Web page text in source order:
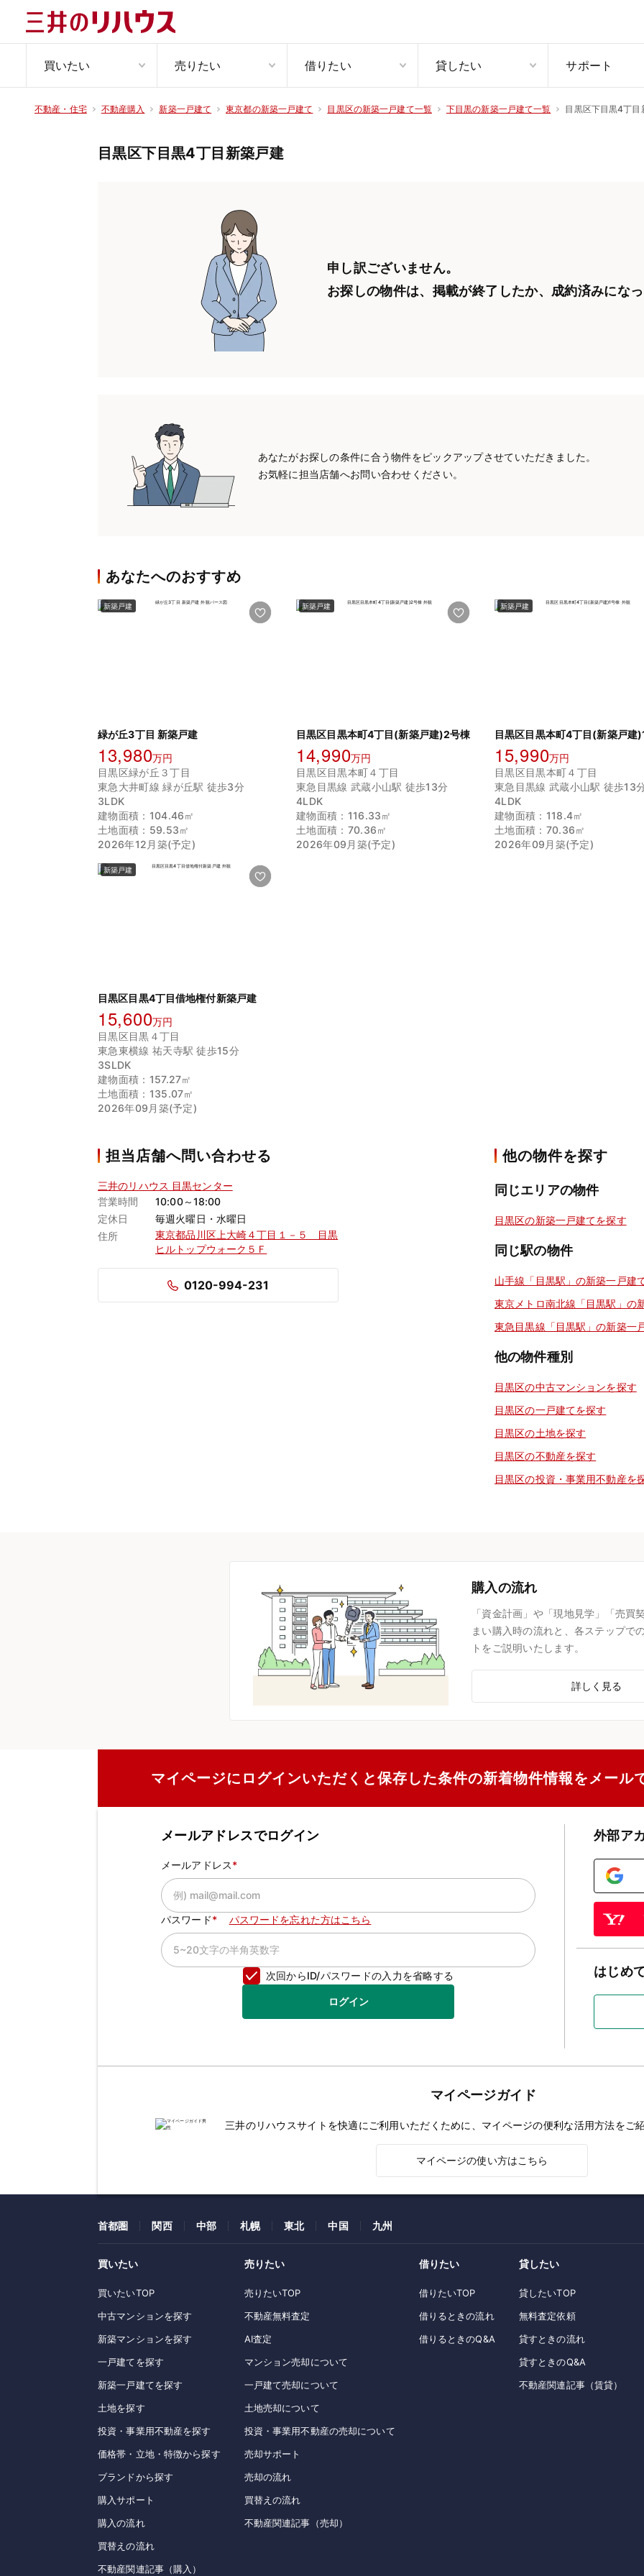
買いたい 売りたい 借りたい 貸したい サポート
不動産・住宅 不動産購入 新築一戸建て 東京都の新築一戸建て 目黒区の新築一戸建て一覧 下目黒の新築一戸建て一覧 目黒区下目黒4丁目
目黒区下目黒4丁目新築戸建
申し訳ございません。
お探しの物件は、掲載が終了したか、 成約済みにな
あなたがお探しの条件に合う物件をピックアップさせていただきました。
お気軽に担当店舗へお問い合わせください。
あなたへのおすすめ
新築戸建
緑が丘3丁目 新築戸建
13,980万円
目黒区緑が丘３丁目
東急大井町線 緑が丘駅 徒歩3分
3LDK
建物面積：104.46㎡
土地面積：59.53㎡
2026年12月築(予定)
新築戸建
目黒区目黒本町4丁目(新築戸建)2号棟
14,990万円
目黒区目黒本町４丁目
東急目黒線 武蔵小山駅 徒歩13分
4LDK
建物面積：116.33㎡
土地面積：70.36㎡
2026年09月築(予定)
新築戸建
目黒区目黒本町4丁目(新築戸建
15,990万円
目黒区目黒本町４丁目
東急目黒線 武蔵小山駅 徒歩13
4LDK
建物面積：118.4㎡
土地面積：70.36㎡
2026年09月築(予定)
新築戸建
目黒区目黒4丁目借地権付新築戸建
15,600万円
目黒区目黒４丁目
東急東横線 祐天寺駅 徒歩15分
3SLDK
建物面積：157.27㎡
土地面積：135.07㎡
2026年09月築(予定)
担当店舗へ問い合わせる
三井のリハウス 目黒センター
営業時間
10:00～18:00
定休日
毎週火曜日・水曜日
住所
東京都品川区上大崎４丁目１－５ 目黒
ヒルトップウォーク５Ｆ
0120-994-231
他の物件を探す
同じエリアの物件
目黒区の新築一戸建てを探す
同じ駅の物件
山手線「目黒駅」の新築一戸建
東京メトロ南北線「目黒駅」の
東急目黒線「目黒駅」の新築一
他の物件種別
目黒区の中古マンションを探す
目黒区の一戸建てを探す
目黒区の土地を探す
目黒区の不動産を探す
目黒区の投資・事業用不動産を
購入の流れ
「資金計画」や「現地見学」「売買
まい購入時の流れと、各ステップで
トをご説明いたします。
詳しく見る
マイページにログインいただくと保存した条件の新着物件情報をメール
メールアドレスでログイン
メールアドレス
パスワード パスワードを忘れた方はこちら
次回からID/パスワードの入力を省略する
ログイン
外部ア
はじめ
マイページガイド
三井のリハウスサイトを快適にご利用いただくために、マイページの便利な活用方法をご
マイページの使い方はこちら
首都圏 関西 中部 札幌 東北 中国 九州
買いたい
買いたいTOP
中古マンションを探す
新築マンションを探す
一戸建てを探す
新築一戸建てを探す
土地を探す
投資・事業用不動産を探す
価格帯・立地・特徴から探す
ブランドから探す
購入サポート
購入の流れ
買替えの流れ
不動産関連記事（購入）
売りたい
売りたいTOP
不動産無料査定
AI査定
マンション売却について
一戸建て売却について
土地売却について
投資・事業用不動産の売却について
売却サポート
売却の流れ
買替えの流れ
不動産関連記事（売却）
借りたい
借りたいTOP
借りるときの流れ
借りるときのQ&A
貸したい
貸したいTOP
無料査定依頼
貸すときの流れ
貸すときのQ&A
不動産関連記事（賃貸）